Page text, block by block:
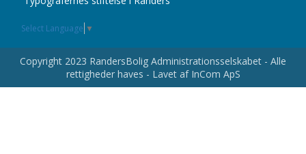
Select Language ▼
Copyright 2023 RandersBolig Administrationsselskabet - Alle
rettigheder haves - Lavet af InCom ApS